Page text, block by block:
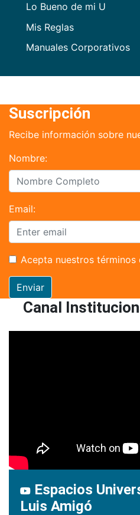
Lo Bueno de mi U
Mis Reglas
Manuales Corporativos
Suscripción
Recibe información sobre
Nombre:
Email:
Acepta nuestros términos
Enviar
Canal
Espacios
Luis Amigó